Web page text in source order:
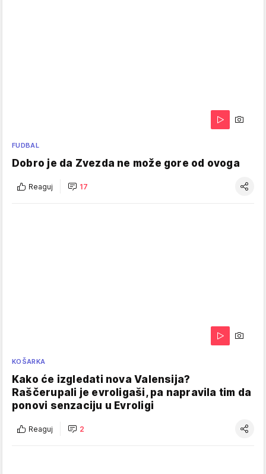
FUDBAL
Dobro je da Zvezda ne može gore od ovoga
Reaguj 17
KOŠARKA
Kako će izgledati nova Valensija?
Raščerupali je evroligaši, pa napravila tim da
ponovi senzaciju u Evroligi
Reaguj 2